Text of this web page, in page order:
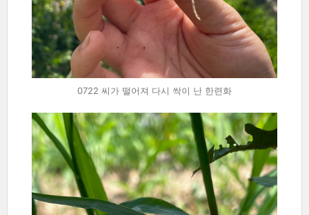
0722 씨가 떨어져 다시 싹이 난 한련화